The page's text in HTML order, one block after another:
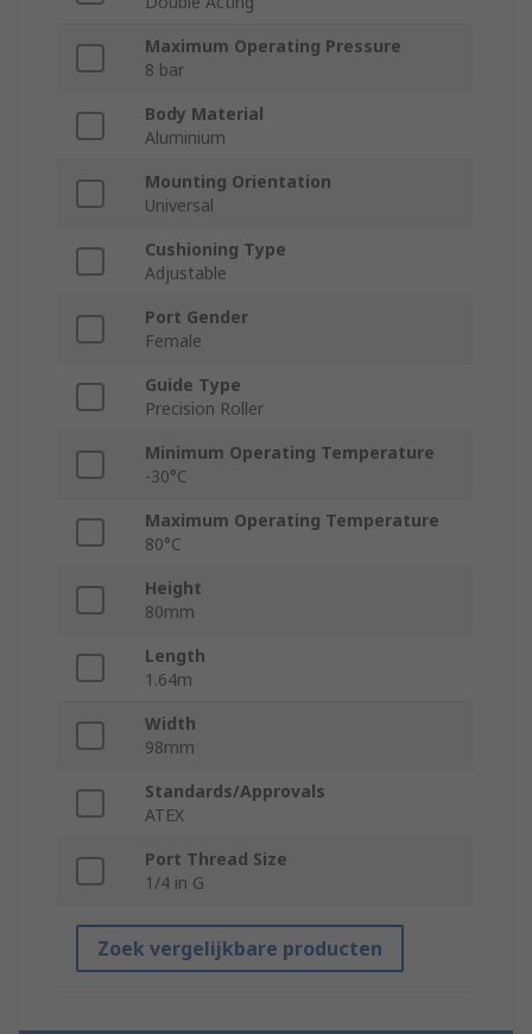
Maximum Operating Pressure
8 bar
Body Material
Aluminium
Mounting Orientation
Universal
Cushioning Type
Adjustable
Port Gender
Female
Guide Type
Precision Roller
Minimum Operating Temperature
-30°C
Maximum Operating Temperature
80°C
Height
80mm
Length
1.64m
Width
98mm
Standards/Approvals
ATEX
Port Thread Size
1/4 in G
Zoek vergelijkbare producten